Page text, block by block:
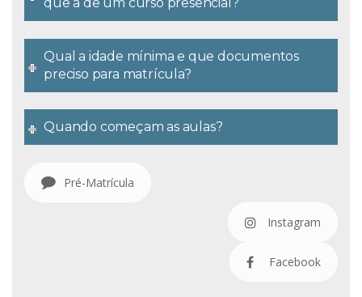
Qual a idade mínima e que documentos
preciso para matrícula?
Quando começam as aulas?
Pré-Matrícula
Instagram
Facebook